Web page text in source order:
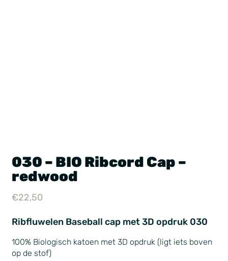
030 – BIO Ribcord Cap –
redwood
€22,50
Ribfluwelen Baseball cap met 3D opdruk 030
100% Biologisch katoen met 3D opdruk (ligt iets boven
op de stof)